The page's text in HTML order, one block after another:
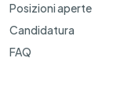
Posizioni aperte
Candidatura
FAQ